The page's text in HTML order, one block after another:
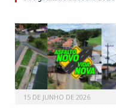
15 DE JUNHO DE 2026